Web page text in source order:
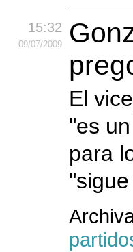
15:32
09/07/2009
El
"es
para